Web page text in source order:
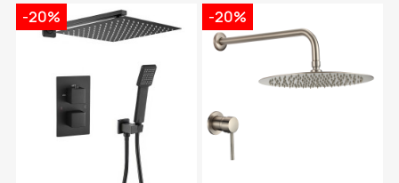
-20% -20%